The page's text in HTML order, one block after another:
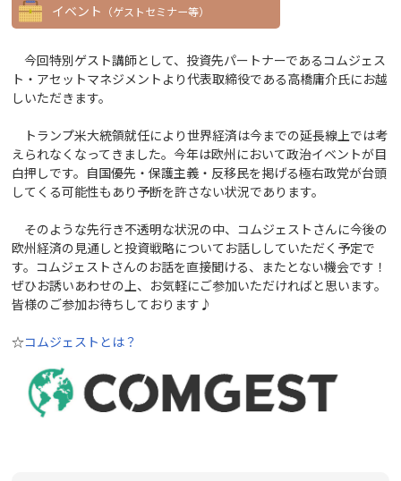
イベント （ゲストセミナー等）
今回特別ゲスト講師として、投資先パートナーであるコムジェス
ト・アセットマネジメントより代表取締役である高橋庸介氏にお越
しいただきます。
トランプ米大統領就任により世界経済は今までの延長線上では考
えられなくなってきました。今年は欧州において政治イベントが目
白押しです。自国優先・保護主義・反移民を掲げる極右政党が台頭
してくる可能性もあり予断を許さない状況であります。
そのような先行き不透明な状況の中、コムジェストさんに今後の
欧州経済の見通しと投資戦略についてお話ししていただく予定で
す。コムジェストさんのお話を直接聞ける、またとない機会です！
ぜひお誘いあわせの上、お気軽にご参加いただければと思います。
皆様のご参加お待ちしております♪
☆コムジェストとは？